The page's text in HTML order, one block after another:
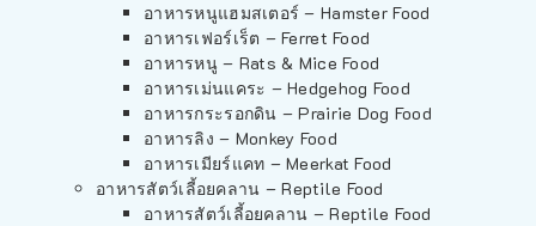
อาหารหนูแฮมสเตอร์ – Hamster Food
อาหารเฟอร์เร็ต – Ferret Food
อาหารหนู – Rats & Mice Food
อาหารเม่นแคระ – Hedgehog Food
อาหารกระรอกดิน – Prairie Dog Food
อาหารลิง – Monkey Food
อาหารเมียร์แคท – Meerkat Food
อาหารสัตว์เลี้อยคลาน – Reptile Food
อาหารสัตว์เลี้อยคลาน – Reptile Food